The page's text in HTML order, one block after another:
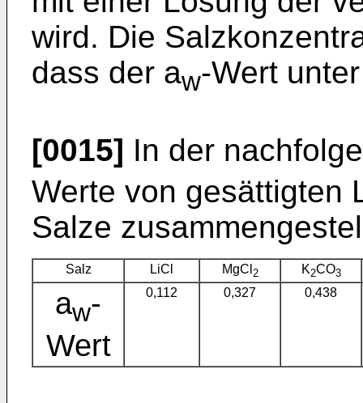
wird. Die
dass der aw-Wert
[0015] In der
Werte von gesättigten
Salze
Salz LiCl MgCl 2 K2CO3
aw-
Wert
0,112 0,327 0,438